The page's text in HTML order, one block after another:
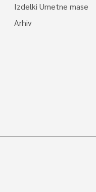
Izdelki Umetne mase
Arhiv